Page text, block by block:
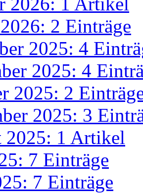
2 Einträge
2025: 4
2025: 4
2025: 2
2025: 3
2025: 1 Artikel
7 Einträge
7 Einträge